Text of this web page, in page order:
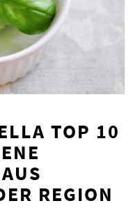
TOP 10
REGION